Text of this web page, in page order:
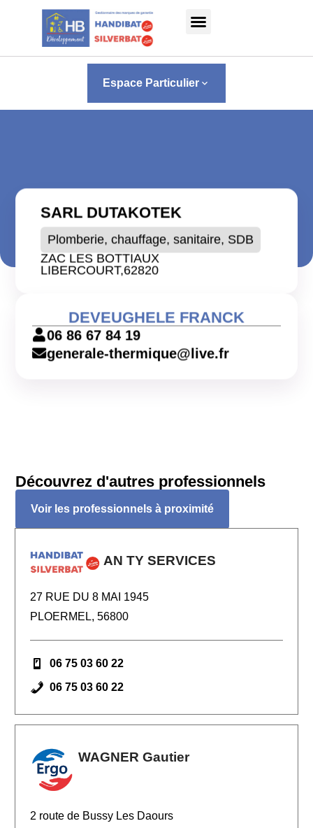
Panneau de gestion des cookies
Espace Particulier keyboard_arrow_down
SARL DUTAKOTEK
Plomberie, chauffage, sanitaire, SDB
ZAC LES BOTTIAUX
LIBERCOURT,62820
DEVEUGHELE FRANCK
06 86 67 84 19
generale-thermique@live.fr
Découvrez d'autres professionnels
Voir les professionnels à proximité
AN TY SERVICES
27 RUE DU 8 MAI 1945
PLOERMEL, 56800
06 75 03 60 22
06 75 03 60 22
WAGNER Gautier
2 route de Bussy Les Daours